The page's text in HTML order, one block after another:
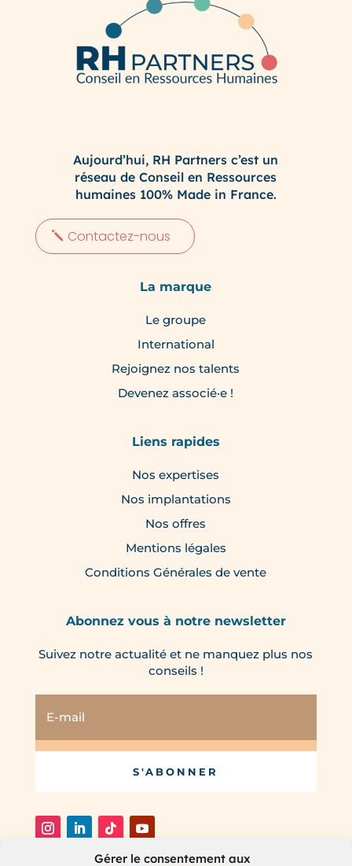
Gérer le consentement aux
Aujourd’hui, RH Partners c’est un
réseau de Conseil en Ressources
humaines 100% Made in France.
Contactez-nous
La marque
Le groupe
International
Rejoignez nos talents
Devenez associé·e !
Liens rapides
Nos expertises
Nos implantations
Nos offres
Mentions légales
Conditions Générales de vente
Abonnez vous à notre newsletter
Suivez notre actualité et ne manquez plus nos
conseils !
S'ABONNER